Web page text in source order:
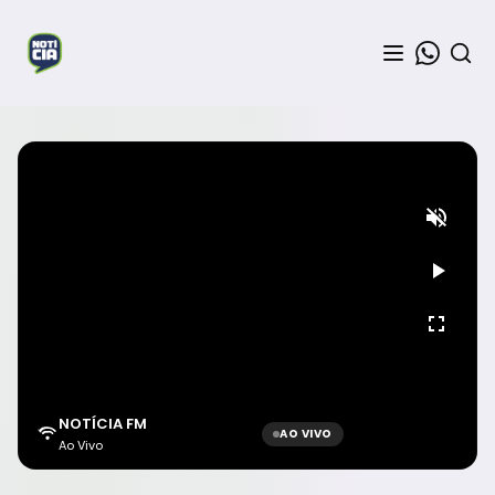
NOTÍCIA FM
Ao Vivo
AO VIVO